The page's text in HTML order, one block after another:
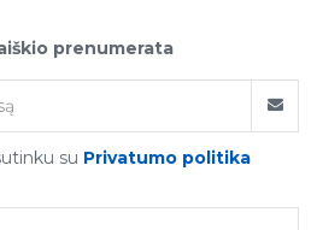
prenumerata
su Privatumo politika